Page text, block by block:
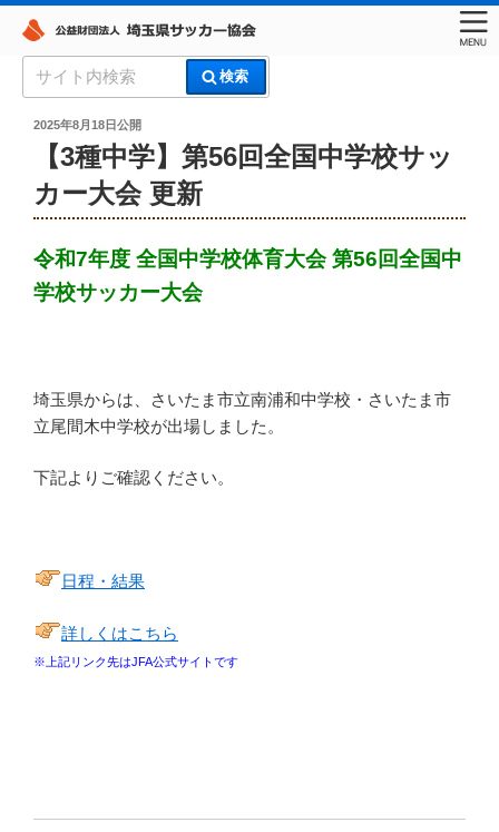
索:
検索
埼玉県サッカー協会
投
2025年8月18日公開
【3種中学】第56回全国中学校サッ
カー大会 更新
令和7年度 全国中学校体育大会 第56回全国中
学校サッカー大会
埼玉県からは、さいたま市立南浦和中学校・さいたま市
立尾間木中学校が出場しました。
下記よりご確認ください。
日程・結果
詳しくはこちら
※上記リンク先はJFA公式サイトです